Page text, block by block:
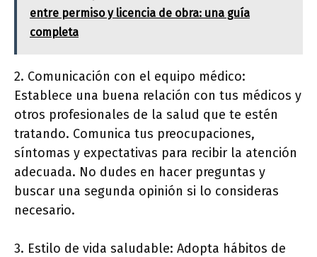
entre permiso y licencia de obra: una guía
completa
2. Comunicación con el equipo médico:
Establece una buena relación con tus médicos y
otros profesionales de la salud que te estén
tratando. Comunica tus preocupaciones,
síntomas y expectativas para recibir la atención
adecuada. No dudes en hacer preguntas y
buscar una segunda opinión si lo consideras
necesario.
3. Estilo de vida saludable: Adopta hábitos de